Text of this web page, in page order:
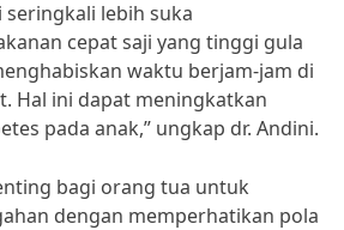
seringkali lebih suka
cepat saji yang tinggi gula
waktu berjam-jam di
Hal ini dapat meningkatkan
pada anak,” ungkap dr. Andini.
bagi orang tua untuk
dengan memperhatikan pola